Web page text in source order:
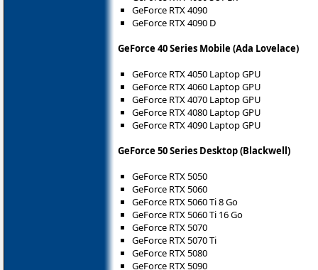
GeForce RTX 4090
GeForce RTX 4090 D
GeForce 40 Series Mobile (Ada Lovelace)
GeForce RTX 4050 Laptop GPU
GeForce RTX 4060 Laptop GPU
GeForce RTX 4070 Laptop GPU
GeForce RTX 4080 Laptop GPU
GeForce RTX 4090 Laptop GPU
GeForce 50 Series Desktop (Blackwell)
GeForce RTX 5050
GeForce RTX 5060
GeForce RTX 5060 Ti 8 Go
GeForce RTX 5060 Ti 16 Go
GeForce RTX 5070
GeForce RTX 5070 Ti
GeForce RTX 5080
GeForce RTX 5090